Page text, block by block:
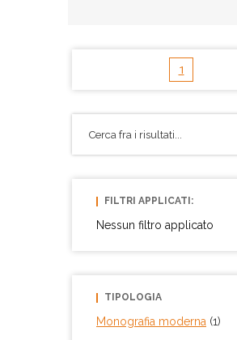
1
FILTRI APPLICATI:
Nessun filtro applicato
TIPOLOGIA
Monografia moderna (1)